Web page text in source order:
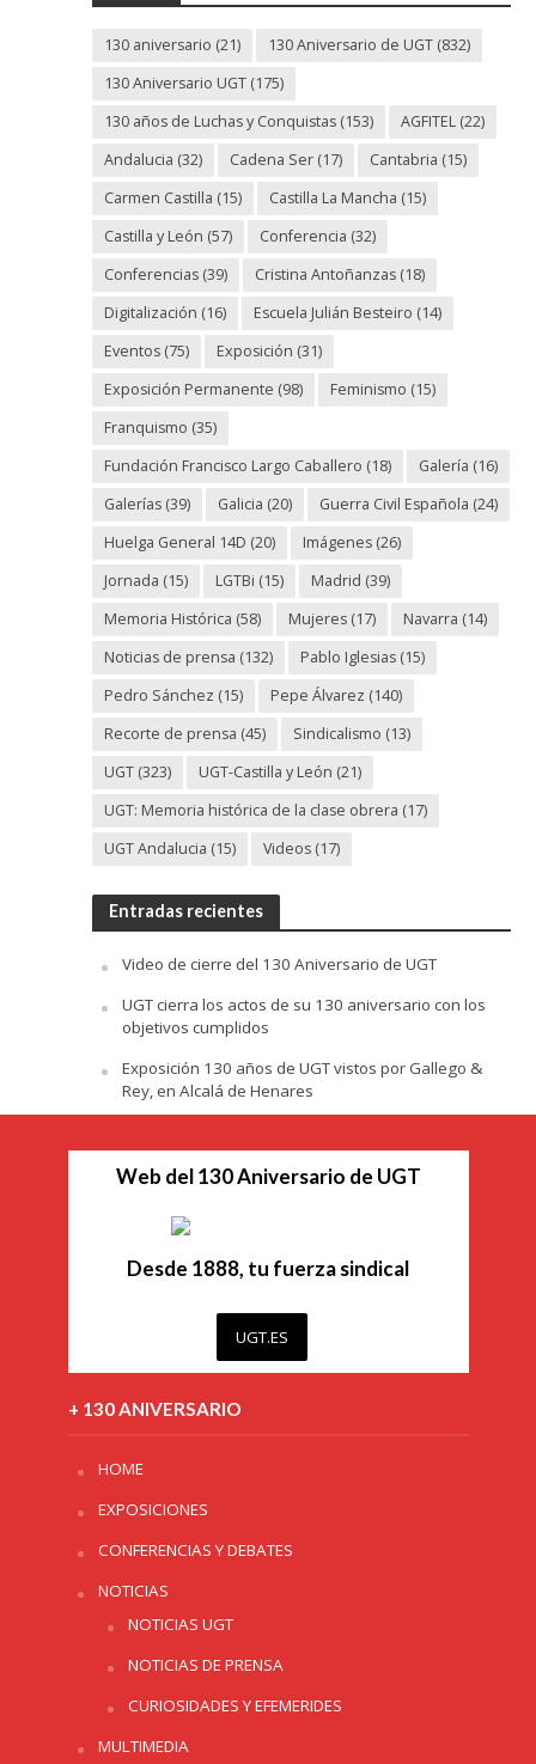
130 aniversario (21) 130 Aniversario de UGT(832)
130 Aniversario UGT(175)
130 años de Luchas y Conquistas(153) AGFITEL(22)
Andalucia (32) Cadena Ser(17) Cantabria (15)
Carmen Castilla (15) Castilla La Mancha (15)
Castilla y León (57) Conferencia (32)
Conferencias(39) Cristina Antoñanzas(18)
Digitalización (16) Escuela Julián Besteiro (14)
Eventos(75) Exposición (31)
Exposición Permanente (98) Feminismo (15)
Franquismo (35)
Fundación Francisco Largo Caballero (18) Galería (16)
Galerías(39) Galicia (20) Guerra Civil Española (24)
Huelga General 14D (20) Imágenes(26)
Jornada (15) LGTBi (15) Madrid (39)
Memoria Histórica (58) Mujeres(17) Navarra (14)
Noticias de prensa (132) Pablo Iglesias(15)
Pedro Sánchez (15) Pepe Álvarez (140)
Recorte de prensa (45) Sindicalismo (13)
UGT(323) UGT-Castilla y León (21)
UGT: Memoria histórica de la clase obrera (17)
UGT Andalucia (15) Videos(17)
Entradas recientes
Video de cierre del 130 Aniversario de UGT
UGT cierra los actos de su 130 aniversario con los
objetivos cumplidos
Exposición 130 años de UGT vistos por Gallego &
Rey, en Alcalá de Henares
Web del 130 Aniversario de UGT
Desde 1888, tu fuerza sindical
UGT.ES
+ 130 ANIVERSARIO
HOME
EXPOSICIONES
CONFERENCIAS Y DEBATES
NOTICIAS
NOTICIAS UGT
NOTICIAS DE PRENSA
CURIOSIDADES Y EFEMERIDES
MULTIMEDIA